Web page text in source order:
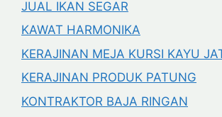
JUAL IKAN SEGAR
KAWAT HARMONIKA
KERAJINAN MEJA KURSI KAYU
KERAJINAN PRODUK PATUNG
KONTRAKTOR BAJA RINGAN